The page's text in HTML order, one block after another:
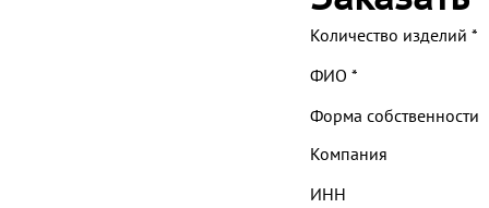
Количество изделий *
ФИО *
Форма собственности
Компания
ИНН